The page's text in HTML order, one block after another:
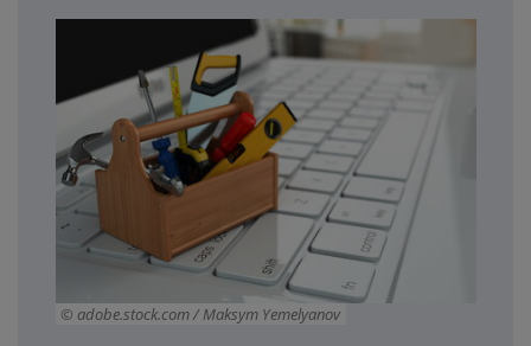
adobe.stock.com / Maksym Yemelyanov